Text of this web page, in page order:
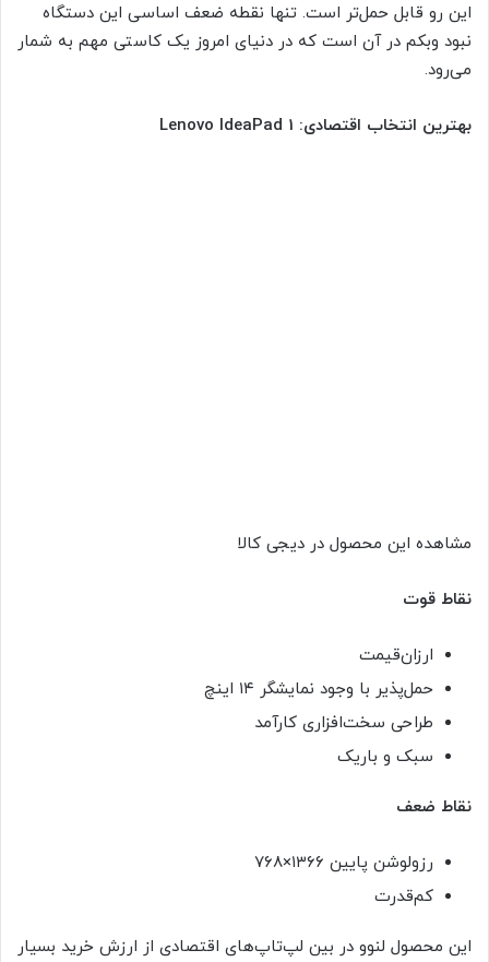
این رو قابل حمل‌تر است. تنها نقطه ضعف اساسی این دستگاه
نبود وبکم در آن است که در دنیای امروز یک کاستی مهم به شمار
می‌رود.
بهترین انتخاب اقتصادی: Lenovo IdeaPad 1
مشاهده این محصول در دیجی کالا
نقاط قوت
ارزان‌قیمت
حمل‌پذیر با وجود نمایشگر ۱۴ اینچ
طراحی سخت‌افزاری کارآمد
سبک و باریک
نقاط ضعف
رزولوشن پایین ۱۳۶۶×۷۶۸
کم‌قدرت
این محصول لنوو در بین لپ‌تاپ‌های اقتصادی از ارزش خرید بسیار